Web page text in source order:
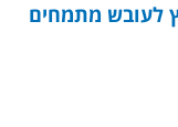
לעובש מתמחים